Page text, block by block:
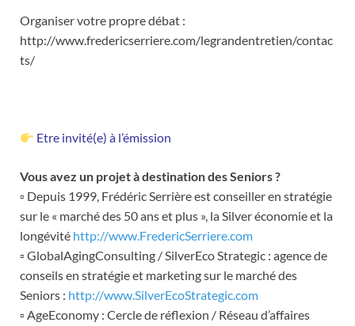
Organiser votre propre débat :
http://www.fredericserriere.com/legrandentretien/contac
ts/
Etre invité(e) à l’émission
Vous avez un projet à destination des Seniors ?
▫ Depuis 1999, Frédéric Serrière est conseiller en stratégie
sur le « marché des 50 ans et plus », la Silver économie et la
longévité http://www.FredericSerriere.com
▫ GlobalAgingConsulting / SilverEco Strategic : agence de
conseils en stratégie et marketing sur le marché des
Seniors : http://www.SilverEcoStrategic.com
▫ AgeEconomy : Cercle de réflexion / Réseau d’affaires